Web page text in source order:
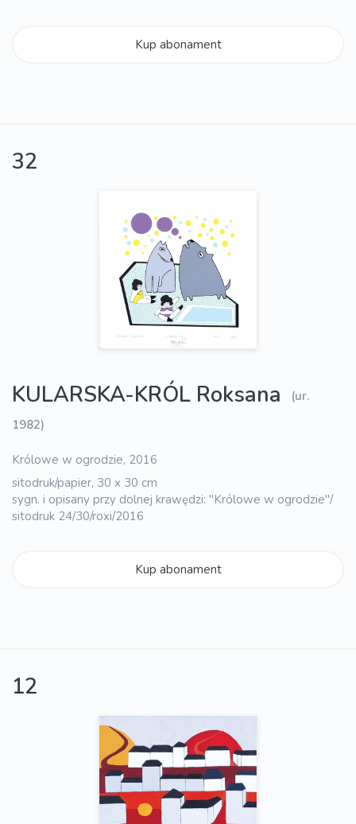
Kup abonament
32
KULARSKA-KRÓL Roksana
(ur.
1982)
Królowe w ogrodzie, 2016
sitodruk/papier, 30 x 30 cm
sygn. i opisany przy dolnej krawędzi: "Królowe w ogrodzie"/
sitodruk 24/30/roxi/2016
Kup abonament
12